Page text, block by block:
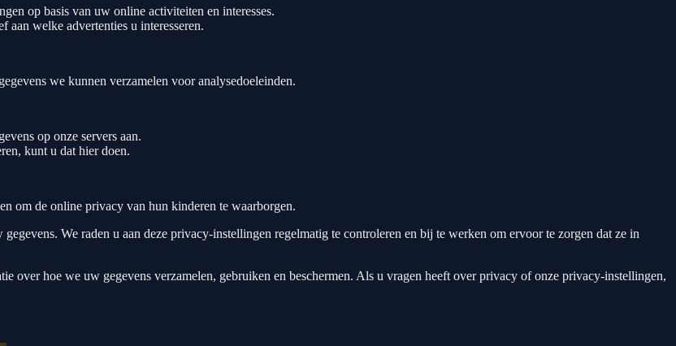
op basis van uw online activiteiten en interesses.
aan welke advertenties u interesseren.
we kunnen verzamelen voor analysedoeleinden.
op onze servers aan.
kunt u dat hier doen.
om de online privacy van hun kinderen te waarborgen.
We raden u aan deze privacy-instellingen regelmatig te controleren en bij te werken om ervoor te zorgen dat ze in
over hoe we uw gegevens verzamelen, gebruiken en beschermen. Als u vragen heeft over privacy of onze privacy-instellingen,